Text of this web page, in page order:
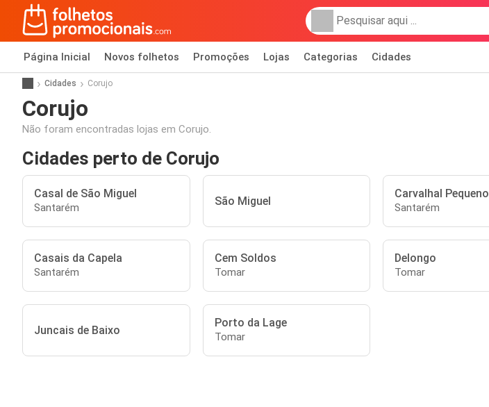
Página Inicial Novos folhetos Promoções Lojas Categorias Cidades
Cidades Corujo
Corujo
Não foram encontradas lojas em Corujo.
Cidades perto de Corujo
Casal de São Miguel
Santarém São Miguel
Carvalhal Pequeno
Santarém
Casais da Capela
Santarém
Cem Soldos
Tomar
Delongo
Tomar
Juncais de Baixo
Porto da Lage
Tomar